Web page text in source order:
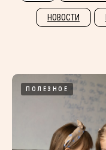
НОВОСТИ
ПОЛЕЗНОЕ